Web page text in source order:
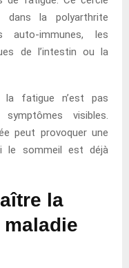
dans la polyarthrite
auto-immunes, les
de l’intestin ou la
la fatigue n’est pas
visibles.
peut provoquer une
le sommeil est déjà
la